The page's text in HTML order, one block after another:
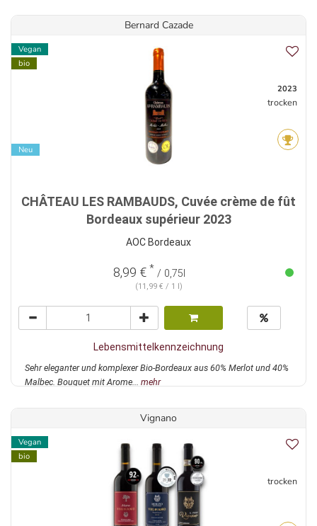
Bernard Cazade
Vegan
bio
Neu
2023
trocken
CHÂTEAU LES RAMBAUDS, Cuvée crème de fût
Bordeaux supérieur 2023
AOC Bordeaux
8,99 € * / 0,75l
(11,99 € / 1 l)
Lebensmittelkennzeichnung
Sehr eleganter und komplexer Bio-Bordeaux aus 60% Merlot und 40%
Malbec. Bouquet mit Arome... mehr
Vignano
Vegan
bio
trocken